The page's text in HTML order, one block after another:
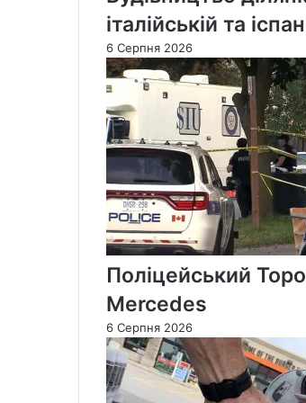
італійській та
6 Серпня 2026
Поліцейський
Mercedes
6 Серпня 2026